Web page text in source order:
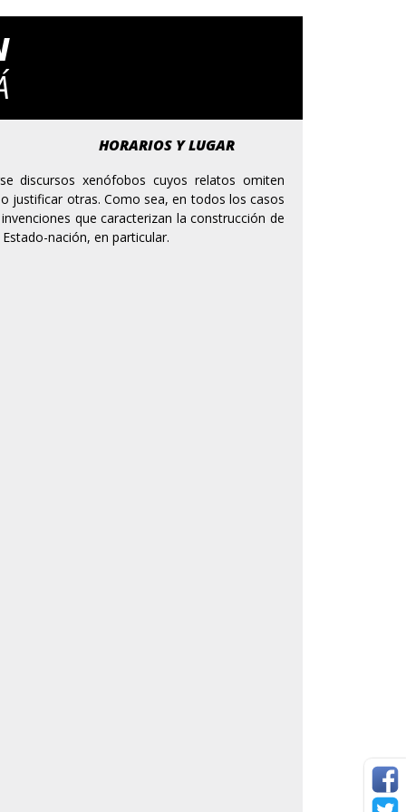
HORARIOS Y LUGAR
discursos xenófobos cuyos relatos omiten
justificar otras. Como sea, en todos los casos
que caracterizan la construcción de
nación, en particular.